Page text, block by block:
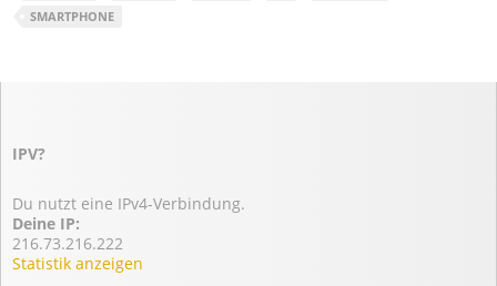
SMARTPHONE
IPV?
Du nutzt eine IPv4-Verbindung.
Deine IP:
216.73.216.222
Statistik anzeigen